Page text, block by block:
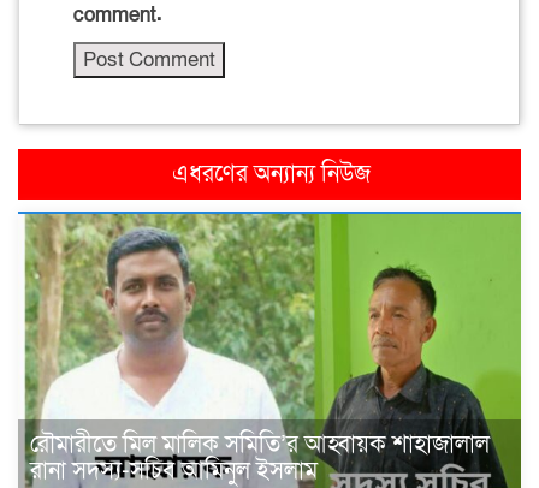
comment.
এধরণের অন্যান্য নিউজ
রৌমারীতে মিল মালিক সমিতি’র আহ্বায়ক শাহাজালাল
রানা সদস্য-সচিব আমিনুল ইসলাম